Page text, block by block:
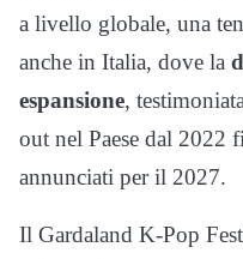
a livello globale, una
anche in Italia, dove la
espansione,
out nel Paese dal 2022
annunciati per il 2027.
Il Gardaland K-Pop